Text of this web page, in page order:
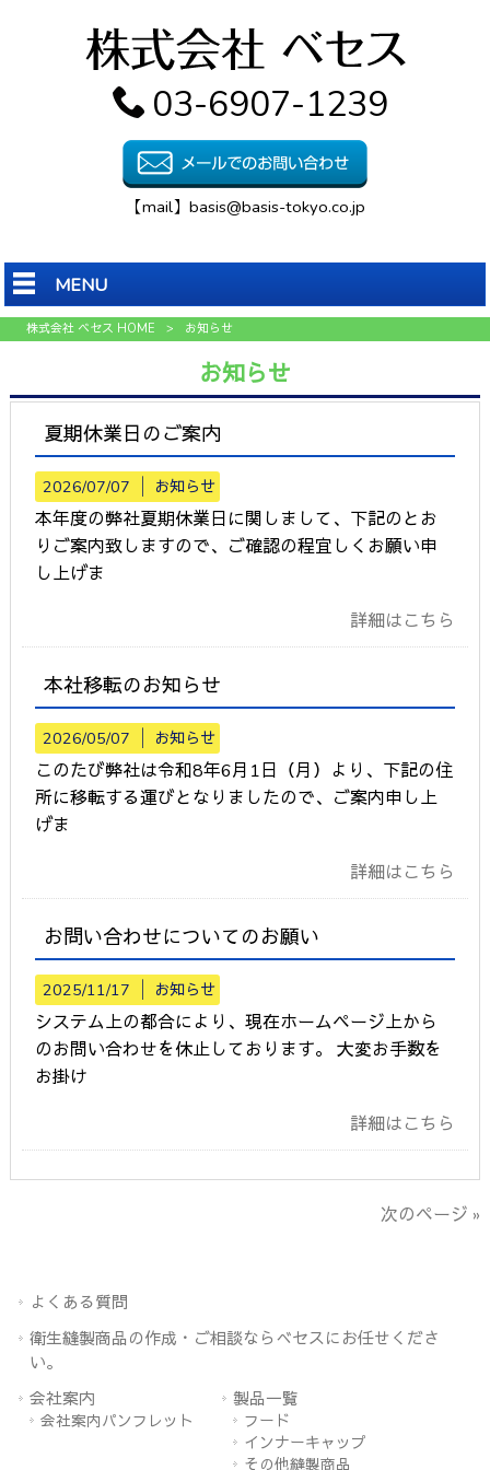
03-6907-1239
【mail】basis@basis-tokyo.co.jp
MENU
株式会社 ベセス HOME > お知らせ
お知らせ
夏期休業日のご案内
2026/07/07 │ お知らせ
本年度の弊社夏期休業日に関しまして、下記のとお
りご案内致しますので、ご確認の程宜しくお願い申
し上げま
詳細はこちら
本社移転のお知らせ
2026/05/07 │ お知らせ
このたび弊社は令和8年6月1日（月）より、下記の住
所に移転する運びとなりましたので、ご案内申し上
げま
詳細はこちら
お問い合わせについてのお願い
2025/11/17 │ お知らせ
システム上の都合により、現在ホームページ上から
のお問い合わせを休止しております。 大変お手数を
お掛け
詳細はこちら
次のページ »
よくある質問
衛生縫製商品の作成・ご相談ならべセスにお任せくださ
い。
会社案内
会社案内パンフレット
製品一覧
フード
インナーキャップ
その他縫製商品